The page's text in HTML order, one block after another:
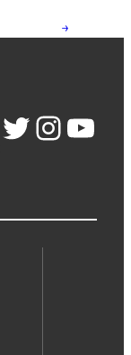
→
Twitter